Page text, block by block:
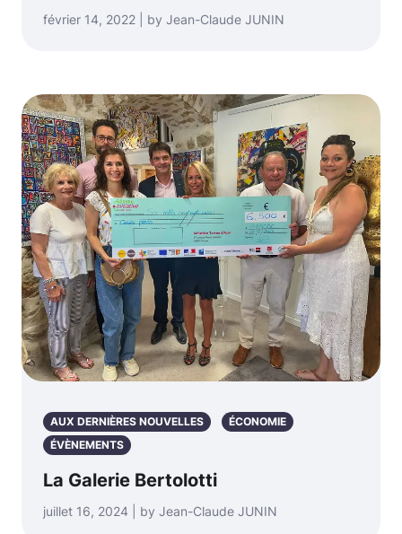
février 14, 2022 | by Jean-Claude JUNIN
AUX DERNIÈRES NOUVELLES
ÉCONOMIE
ÉVÈNEMENTS
La Galerie Bertolotti
juillet 16, 2024 | by Jean-Claude JUNIN